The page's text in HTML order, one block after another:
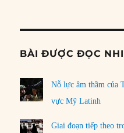
BÀI ĐƯỢC ĐỌC
Nỗ lực âm thầm của
vực Mỹ Latinh
Giai đoạn tiếp theo